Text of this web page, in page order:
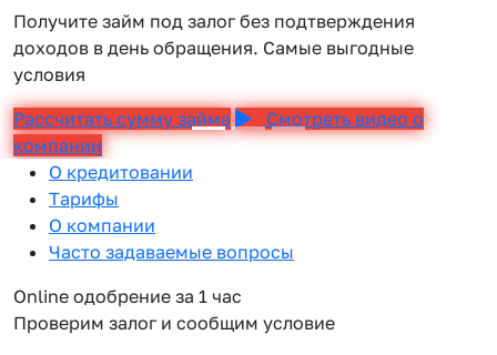
Получите займ под залог без подтверждения
доходов в день обращения. Самые выгодные
условия
Рассчитать сумму займа
Смотреть видео о
компании
О кредитовании
Тарифы
О компании
Часто задаваемые вопросы
Online одобрение за 1 час
Проверим залог и сообщим условие